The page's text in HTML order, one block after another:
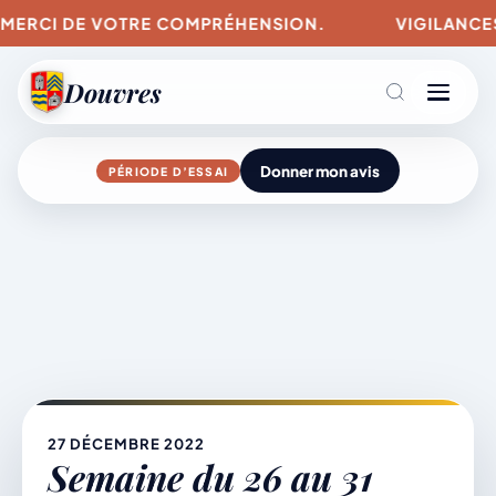
DE VOTRE COMPRÉHENSION. VIGILANCES
Douvres
Agenda
Mairie & Vie municipale
PÉRIODE D’ESSAI Donner mon avis
27 DÉCEMBRE 2022
Semaine du 26 au 31